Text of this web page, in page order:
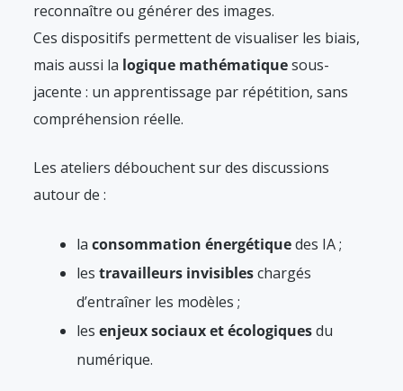
reconnaître ou générer des images.
Ces dispositifs permettent de visualiser les biais,
mais aussi la logique mathématiquesous-
jacente : un apprentissage par répétition, sans
compréhension réelle.
Les ateliers débouchent sur des discussions
autour de :
la consommation énergétiquedes IA ;
les travailleurs invisibleschargés
d’entraîner les modèles ;
les enjeux sociaux et écologiquesdu
numérique.